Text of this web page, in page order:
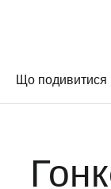
Що подивитися